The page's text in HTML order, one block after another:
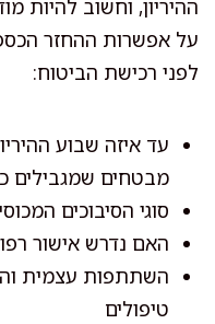
ההיריון, וחשוב להיות
על אפשרות ההחזר
לפני רכישת הביטוח:
עד איזה שבוע
מבטחים שמגבילים
סוגי הסיבוכים
האם נדרש אישור
השתתפות עצמית
טיפולים